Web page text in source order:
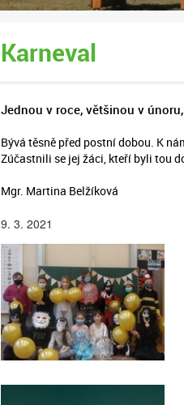
Karneval
Jednou v roce, většinou v
Bývá těsně před postní dobou. K
Zúčastnili se jej žáci, kteří byli tou
Mgr. Martina Belžíková
9. 3. 2021